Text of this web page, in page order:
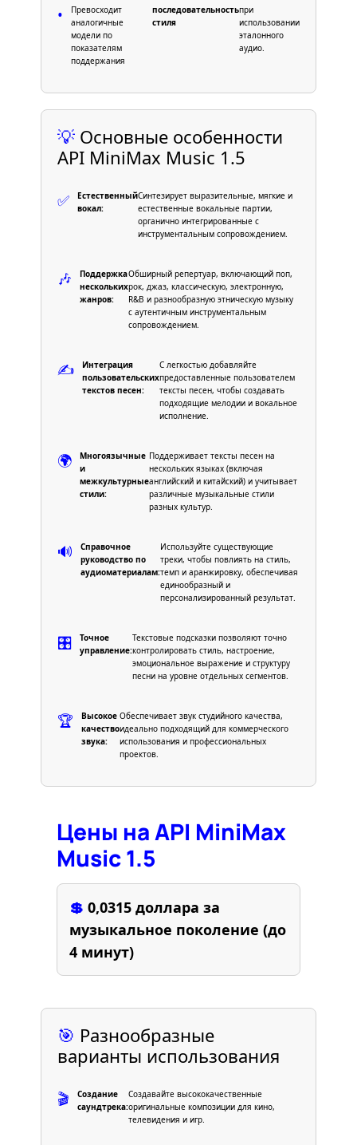
•
Превосходит
аналогичные
модели по
показателям
поддержания
последовательность
стиля
при
использовании
эталонного
аудио.
💡 Основные особенности
API MiniMax Music 1.5
✅
Естественный
вокал:
Синтезирует выразительные, мягкие и
естественные вокальные партии,
органично интегрированные с
инструментальным сопровождением.
🎶
Поддержка
нескольких
жанров:
Обширный репертуар, включающий поп,
рок, джаз, классическую, электронную,
R&B и разнообразную этническую музыку
с аутентичным инструментальным
сопровождением.
✍️
Интеграция
пользовательских
текстов песен:
С легкостью добавляйте
предоставленные пользователем
тексты песен, чтобы создавать
подходящие мелодии и вокальное
исполнение.
🌍
Многоязычные
и
межкультурные
стили:
Поддерживает тексты песен на
нескольких языках (включая
английский и китайский) и учитывает
различные музыкальные стили
разных культур.
🔊
Справочное
руководство по
аудиоматериалам:
Используйте существующие
треки, чтобы повлиять на стиль,
темп и аранжировку, обеспечивая
единообразный и
персонализированный результат.
🎛️
Точное
управление:
Текстовые подсказки позволяют точно
контролировать стиль, настроение,
эмоциональное выражение и структуру
песни на уровне отдельных сегментов.
🏆
Высокое
качество
звука:
Обеспечивает звук студийного качества,
идеально подходящий для коммерческого
использования и профессиональных
проектов.
Цены на API MiniMax
Music 1.5
💲 0,0315 доллара за
музыкальное поколение (до
4 минут)
🎯 Разнообразные
варианты использования
🎬
Создание
саундтрека:
Создавайте высококачественные
оригинальные композиции для кино,
телевидения и игр.